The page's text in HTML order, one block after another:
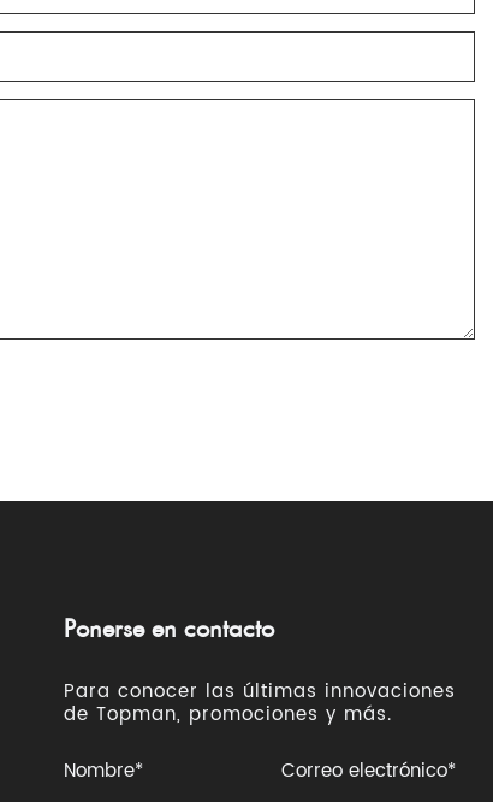
Ponerse en contacto
Para conocer las últimas innovaciones
de Topman, promociones y más.